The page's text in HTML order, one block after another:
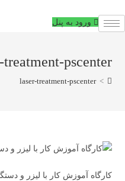
به
ورود به پنل
treatment-pscenter
>
laser-treatment-pscenter
کارگاه آموزش کار با لیزر و